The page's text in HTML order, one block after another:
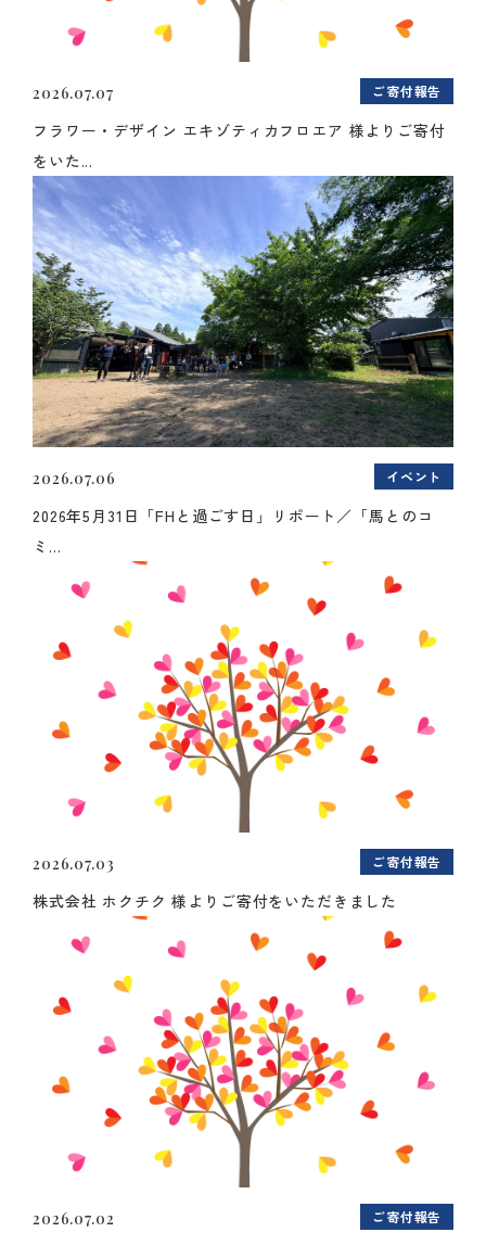
2026.07.07 ご寄付報告
フラワー・デザイン エキゾティカフロエア 様よりご寄付
をいた...
2026.07.06 イベント
2026年5月31日「FHと過ごす日」リポート／「馬とのコ
ミ...
2026.07.03 ご寄付報告
株式会社 ホクチク 様よりご寄付をいただきました
2026.07.02 ご寄付報告